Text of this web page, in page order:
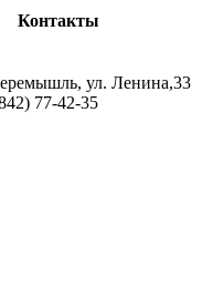
Контакты
ул. Ленина,33
77-42-35